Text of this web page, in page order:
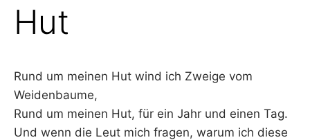
Hut
Rund um meinen Hut wind ich Zweige vom
Weidenbaume,
Rund um meinen Hut, für ein Jahr und einen Tag.
Und wenn die Leut mich fragen, warum ich diese